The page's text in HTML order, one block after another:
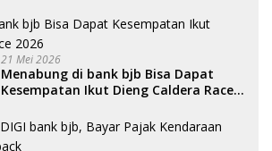
21 Mei 2026
Menabung di bank bjb Bisa Dapat
Kesempatan Ikut Dieng Caldera Race